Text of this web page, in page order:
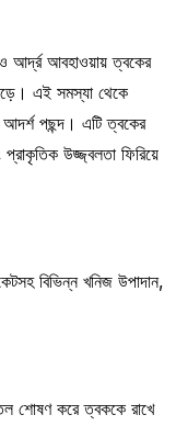
আর্দ্র আবহাওয়ায় ত্বকের
এই সমস্যা থেকে
পছন্দ। এটি ত্বকের
উজ্জ্বলতা ফিরিয়ে
বিভিন্ন খনিজ উপাদান,
শোষণ করে ত্বককে রাখে